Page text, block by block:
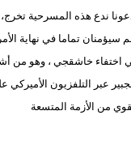
ندع هذه المسرحية
سيؤمنان تماما في نهاية
اختفاء خاشقجي ، وهو من
عبر التلفزيون
من الأزمة المتسعة